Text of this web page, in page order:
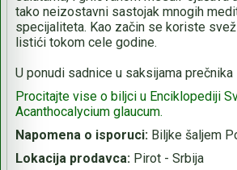
tako neizostavni sastojak mnogih
specijaliteta. Kao začin se koriste
listići tokom cele godine.
U ponudi sadnice u saksijama prečnika
Procitajte vise o biljci u Enciklopediji
Acanthocalycium glaucum.
Napomena o isporuci: Biljke šaljem
Lokacija prodavca: Pirot - Srbija